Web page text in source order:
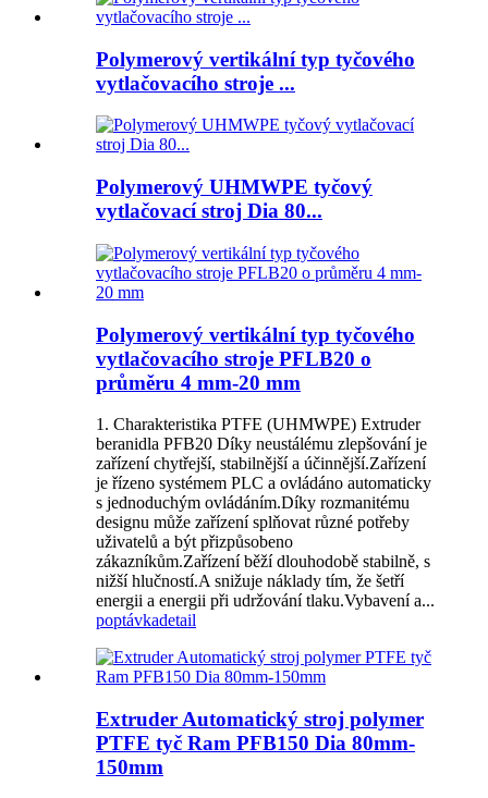
Polymerový vertikální typ tyčového
vytlačovacího stroje ...
Polymerový UHMWPE tyčový
vytlačovací stroj Dia 80...
Polymerový vertikální typ tyčového
vytlačovacího stroje PFLB20 o
průměru 4 mm-20 mm
1. Charakteristika PTFE (UHMWPE) Extruder
beranidla PFB20 Díky neustálému zlepšování je
zařízení chytřejší, stabilnější a účinnější.Zařízení
je řízeno systémem PLC a ovládáno automaticky
s jednoduchým ovládáním.Díky rozmanitému
designu může zařízení splňovat různé potřeby
uživatelů a být přizpůsobeno
zákazníkům.Zařízení běží dlouhodobě stabilně, s
nižší hlučností.A snižuje náklady tím, že šetří
energii a energii při udržování tlaku.Vybavení a...
poptávkadetail
Extruder Automatický stroj polymer
PTFE tyč Ram PFB150 Dia 80mm-
150mm